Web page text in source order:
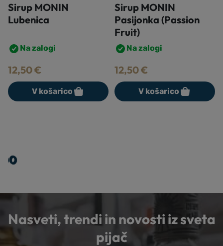
Sirup MONIN
Lubenica
Na zalogi
12,50€
V košarico
Sirup MONIN
Pasijonka (Passion
Fruit)
Na zalogi
12,50€
V košarico
Nasveti, trendi in novosti iz sveta
pijač